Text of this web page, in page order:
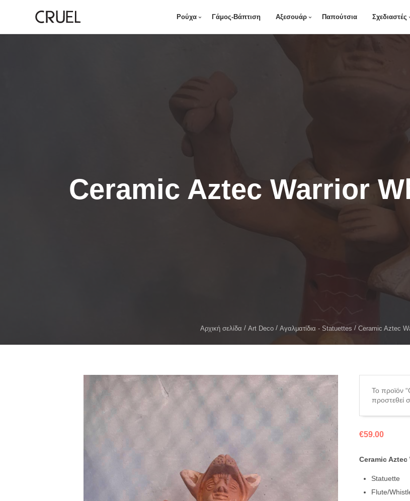
Ρούχα Γάμος-Βάπτιση Αξεσουάρ Παπούτσια Σχεδιαστές
Ceramic Aztec Warrior
Αρχική σελίδα Art Deco Αγαλματίδια - Statuettes Ceramic Aztec
Το προϊόν
προστεθεί
€59.00
Ceramic
Statuette
Flute/